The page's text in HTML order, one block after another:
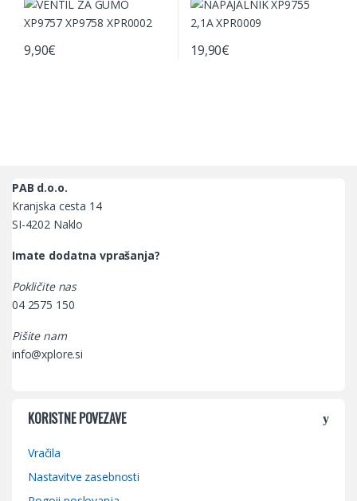
9,90€ 19,90€
PAB d.o.o.
Kranjska cesta 14
SI-4202 Naklo
Imate dodatna vprašanja?
Pokličite nas
04 2575 150
Pišite nam
info@xplore.si
KORISTNE POVEZAVE
Vračila
Nastavitve zasebnosti